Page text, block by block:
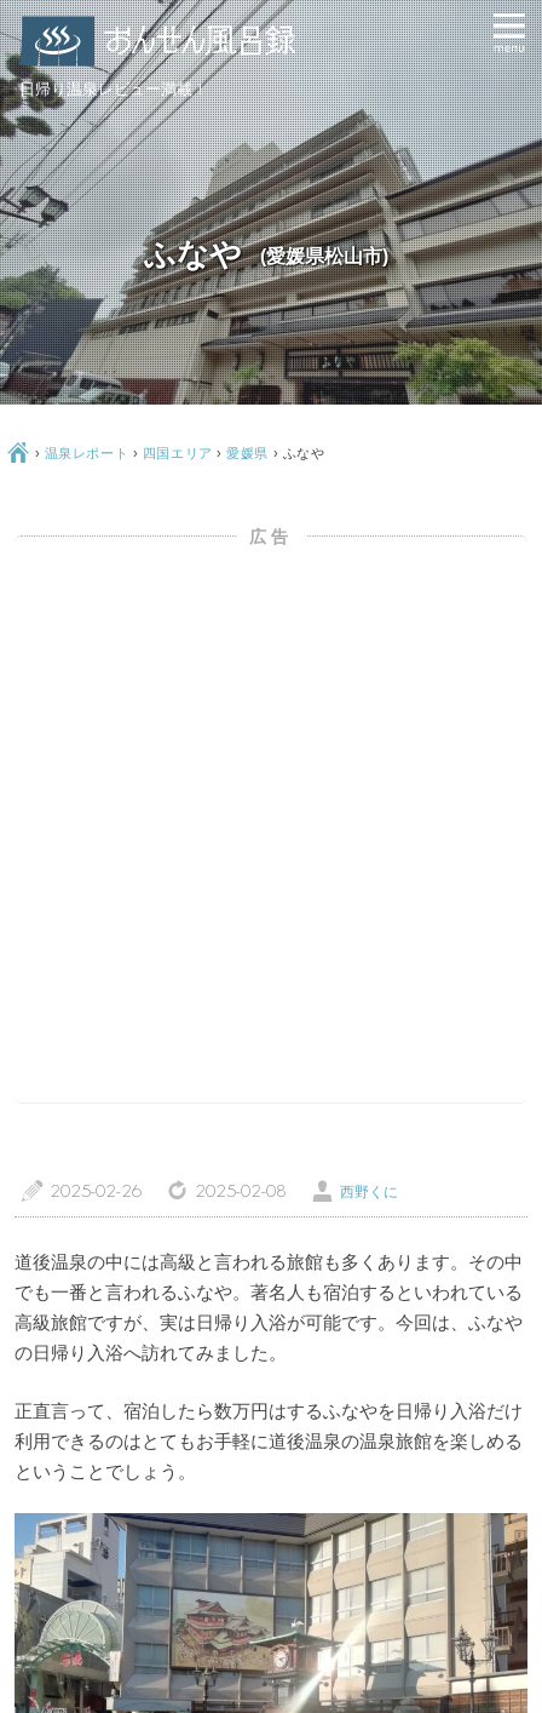
トップページ 温泉レポート
特徴・こだわりで選ぶ エリアから選ぶ
ご意見・お問い合わせ 利用規約
個人情報保護方針
日帰り温泉レビュー満載！
ふなや (愛媛県松山市)
Ç › 温泉レポート › 四国エリア ›愛媛県 › ふなや
a 2025-02-26 z 2025-02-08 Ü 西野くに
道後温泉の中には高級と言われる旅館も多くあります。その中
でも一番と言われるふなや。著名人も宿泊するといわれている
高級旅館ですが、実は日帰り入浴が可能です。今回は、ふなや
の日帰り入浴へ訪れてみました。
正直言って、宿泊したら数万円はするふなやを日帰り入浴だけ
利用できるのはとてもお手軽に道後温泉の温泉旅館を楽しめる
ということでしょう。